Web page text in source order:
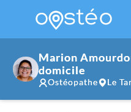
Marion
domicile
Ostéopathe Le